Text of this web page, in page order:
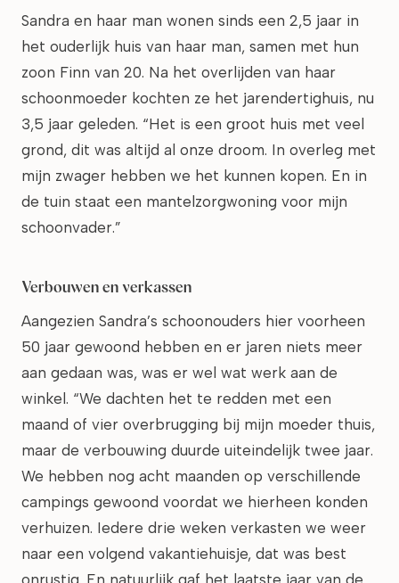
Sandra en haar man wonen sinds een 2,5 jaar in
het ouderlijk huis van haar man, samen met hun
zoon Finn van 20. Na het overlijden van haar
schoonmoeder kochten ze het jarendertighuis, nu
3,5 jaar geleden. “Het is een groot huis met veel
grond, dit was altijd al onze droom. In overleg met
mijn zwager hebben we het kunnen kopen. En in
de tuin staat een mantelzorgwoning voor mijn
schoonvader.”
Verbouwen en verkassen
Aangezien Sandra’s schoonouders hier voorheen
50 jaar gewoond hebben en er jaren niets meer
aan gedaan was, was er wel wat werk aan de
winkel. “We dachten het te redden met een
maand of vier overbrugging bij mijn moeder thuis,
maar de verbouwing duurde uiteindelijk twee jaar.
We hebben nog acht maanden op verschillende
campings gewoond voordat we hierheen konden
verhuizen. Iedere drie weken verkasten we weer
naar een volgend vakantiehuisje, dat was best
onrustig. En natuurlijk gaf het laatste jaar van de